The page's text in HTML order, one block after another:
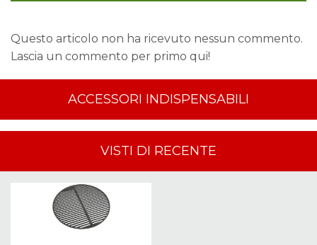
Questo articolo non ha ricevuto nessun commento.
Lascia un commento per primo qui!
ACCESSORI INDISPENSABILI
VISTI DI RECENTE